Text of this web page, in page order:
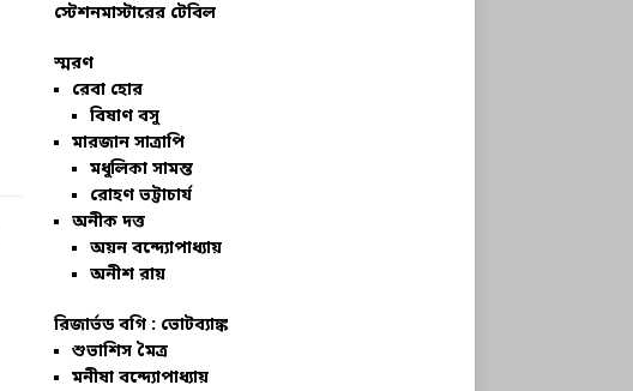
স্টেশনমাস্টারের টেবিল
স্মরণ
রেবা হোর
বিষাণ বসু
মারজান সাত্রাপি
মধুলিকা সামন্ত
রোহণ ভট্টাচার্য
অনীক দত্ত
অয়ন বন্দ্যোপাধ্যায়
অনীশ রায়
রিজার্ভড বগি : ভোটব্যাঙ্ক
শুভাশিস মৈত্র
মনীষা বন্দ্যোপাধ্যায়